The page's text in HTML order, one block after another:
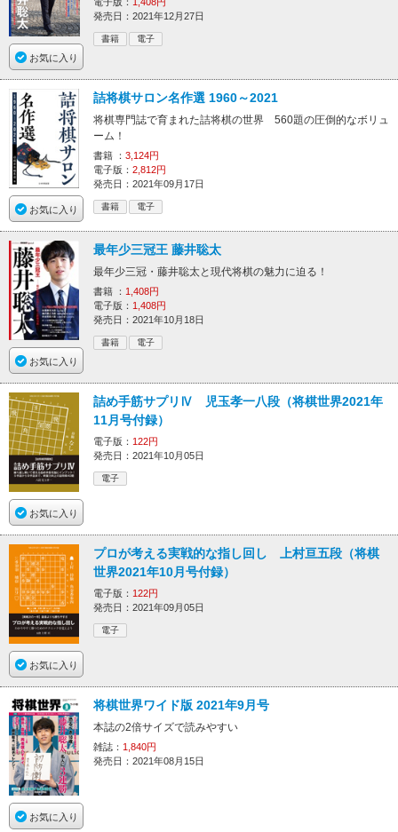
お気に入り
発売日：2021年12月27日
書籍 電子
お気に入り
詰将棋サロン名作選 1960～2021
将棋専門誌で育まれた詰将棋の世界 560題の圧倒的なボリュ
ーム！
書籍 ： 3,124円
電子版： 2,812円
発売日：2021年09月17日
書籍 電子
お気に入り
最年少三冠王 藤井聡太
最年少三冠・藤井聡太と現代将棋の魅力に迫る！
書籍 ： 1,408円
電子版： 1,408円
発売日：2021年10月18日
書籍 電子
お気に入り
詰め手筋サプリⅣ 児玉孝一八段（将棋世界2021年
11月号付録）
電子版： 122円
発売日：2021年10月05日
電子
お気に入り
プロが考える実戦的な指し回し 上村亘五段（将棋
世界2021年10月号付録）
電子版： 122円
発売日：2021年09月05日
電子
お気に入り
将棋世界ワイド版 2021年9月号
本誌の2倍サイズで読みやすい
雑誌： 1,840円
発売日：2021年08月15日